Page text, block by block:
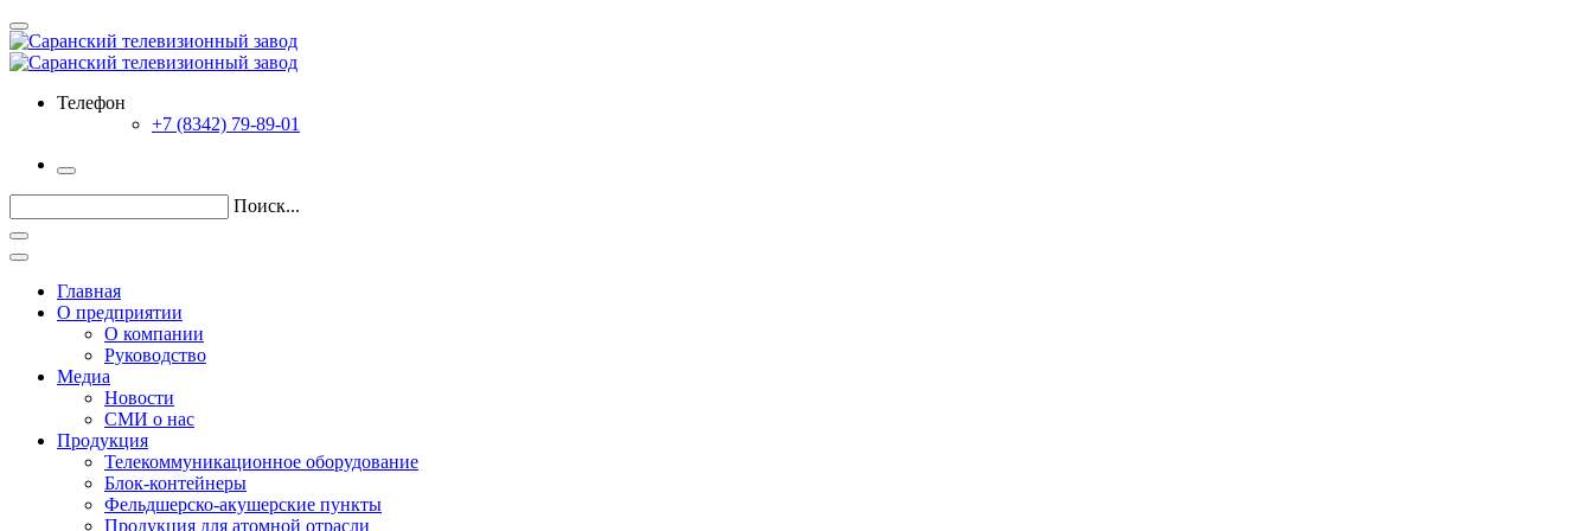
Телефон
+7 (8342) 79-89-01
Поиск...
Главная
О предприятии
О компании
Руководство
Медиа
Новости
СМИ о нас
Продукция
Телекоммуникационное оборудование
Блок-контейнеры
Фельдшерско-акушерские пункты
Продукция для атомной отрасли